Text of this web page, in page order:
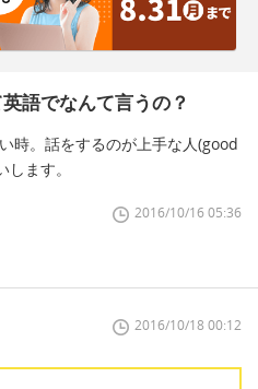
語でなんて言うの？
時。話をするのが上手な人(good
ます。
2016/10/16 05:36
2016/10/18 00:12